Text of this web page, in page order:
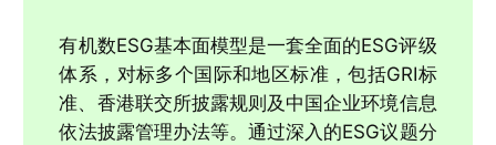
有机数ESG基本面模型是一套全面的ESG评级
体系，对标多个国际和地区标准，包括GRI标
准、香港联交所披露规则及中国企业环境信息
依法披露管理办法等。通过深入的ESG议题分